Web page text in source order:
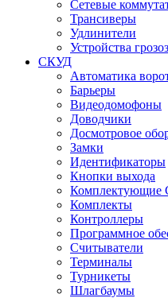
Сетевые
Трансиверы
Удлинители
Устройства
СКУД
Автоматика
Барьеры
Видеодомофоны
Доводчики
Досмотровое
Замки
Идентификаторы
Кнопки выхода
Комплекты
Контроллеры
Программное
Считыватели
Терминалы
Турникеты
Шлагбаумы